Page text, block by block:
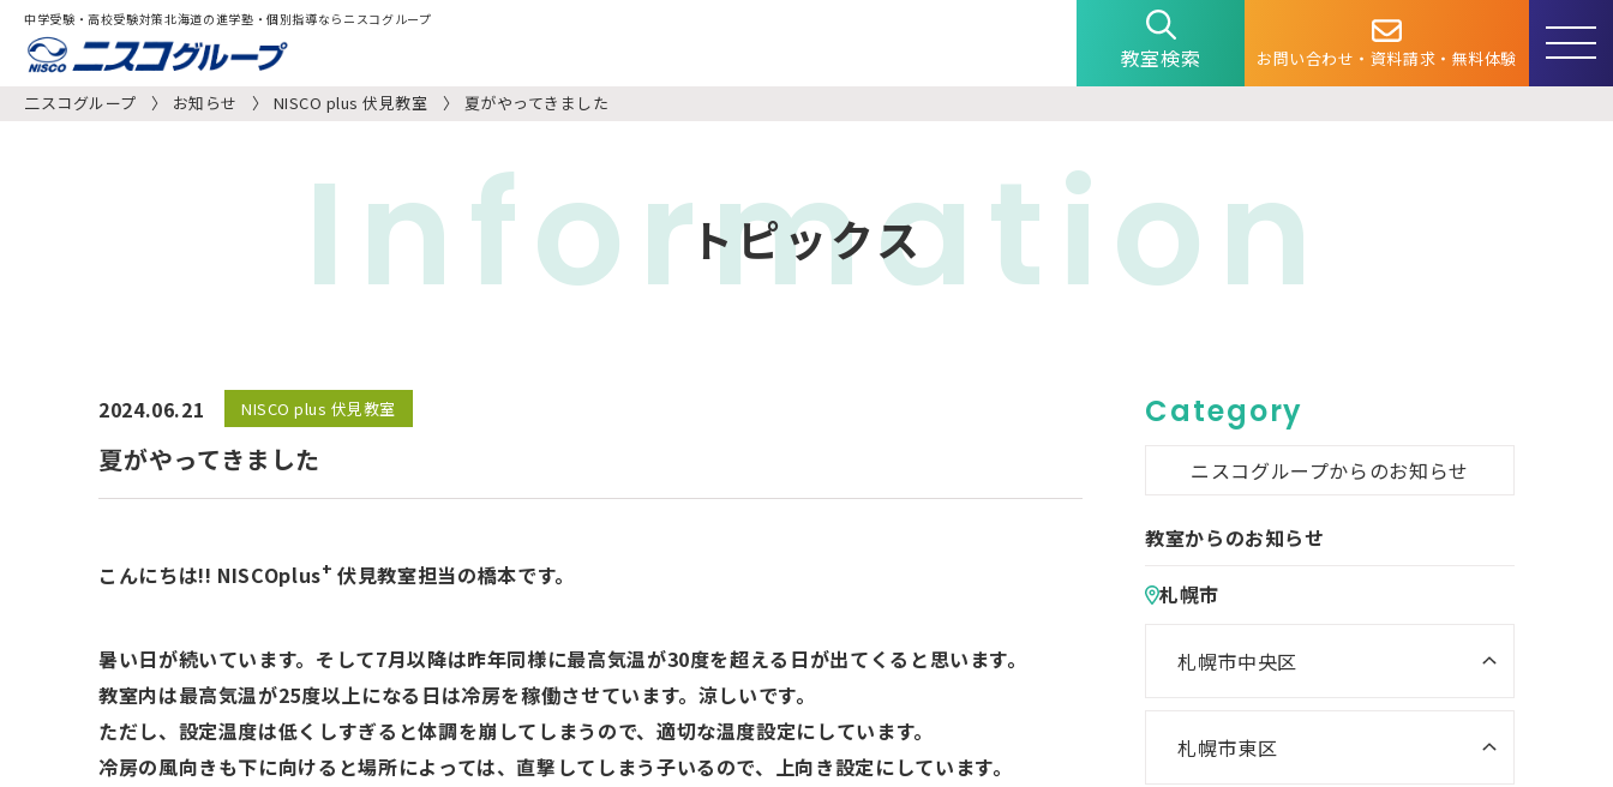
中学受験・高校受験対策北海道の進学塾・個別指導ならニスコグループ
教室検索
お問い合わせ・資料請求・無料体験
二スコグループ
お知らせ NISCO plus 伏見教室 夏がやってきました
トピックス
Information
2024.06.21 NISCO plus 伏見教室
夏がやってきました
こんにちは!! NISCOplus+ 伏見教室担当の橋本です。
暑い日が続いています。そして7月以降は昨年同様に最高気温が30度を超える日が出てくると思います。
教室内は最高気温が25度以上になる日は冷房を稼働させています。涼しいです。
ただし、設定温度は低くしすぎると体調を崩してしまうので、適切な温度設定にしています。
冷房の風向きも下に向けると場所によっては、直撃してしまう子いるので、上向き設定にしています。
Category
ニスコグループからのお知らせ
教室からのお知らせ
札幌市
札幌市中央区
NISCO plus 伏見教室
札幌市東区